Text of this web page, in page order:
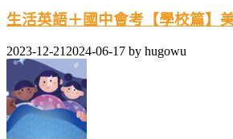
生活英語＋國中會考【學校篇】
2023-12-21 2024-06-17 by hugowu